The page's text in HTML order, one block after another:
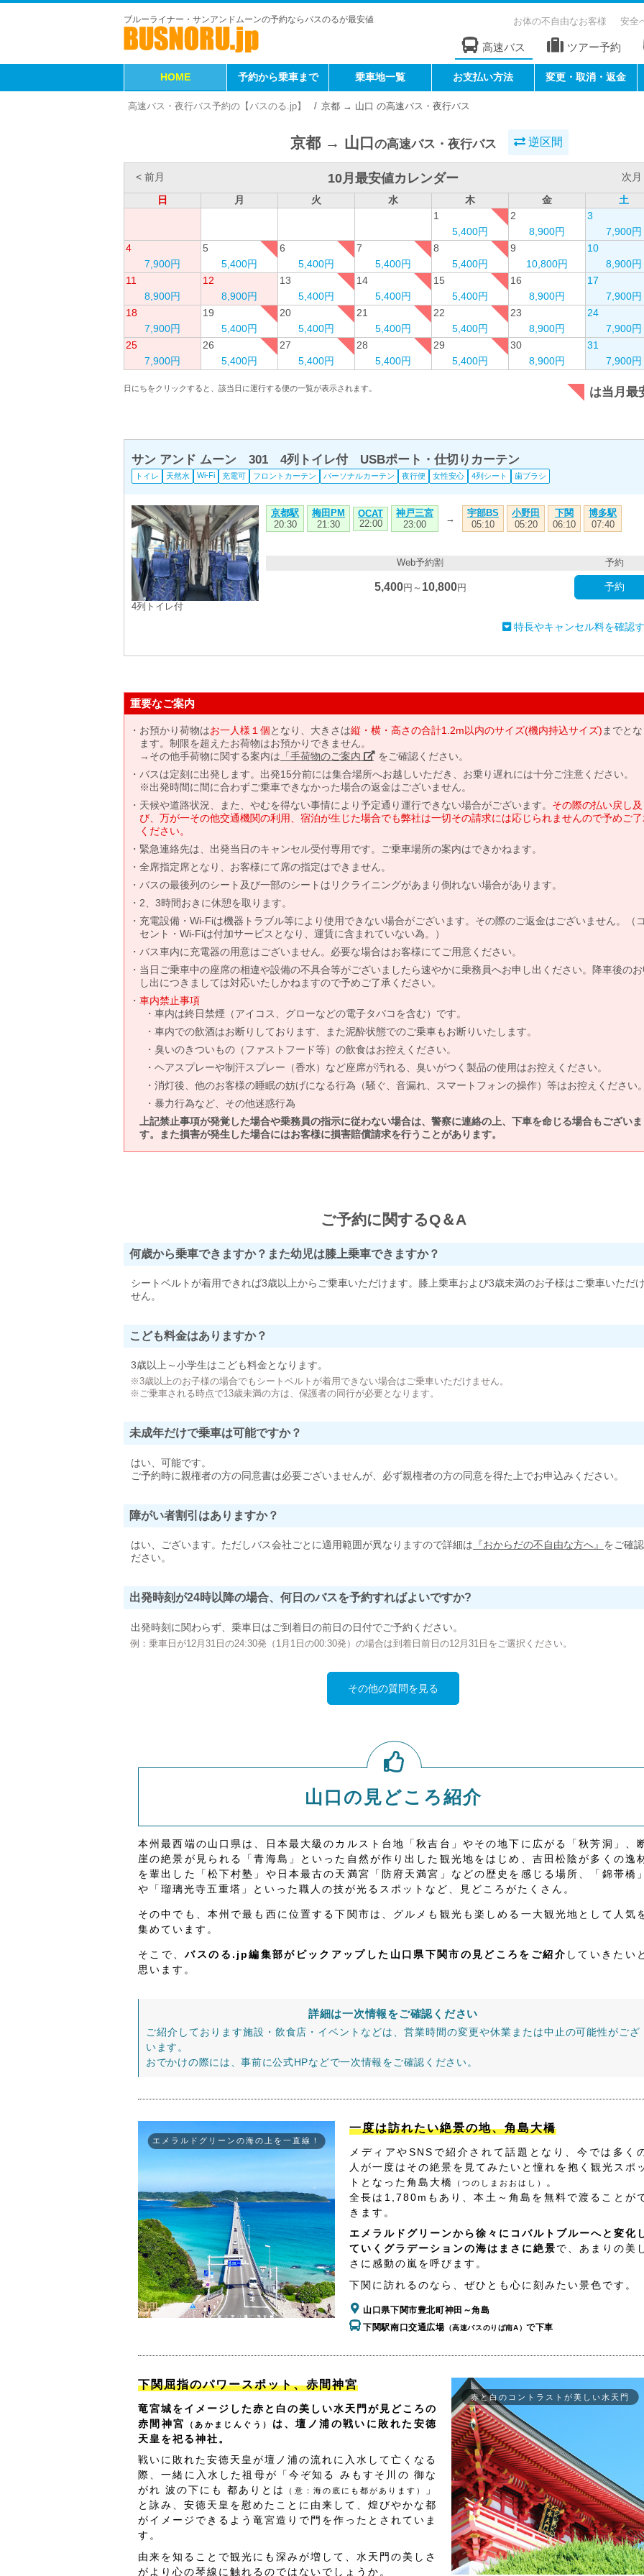
ブルーライナー・サンアンドムーンの予約ならバスのるが最安値 お体の不自由なお客様 安全
高速バス ツアー予約
HOME 予約から乗車まで 乗車地一覧 お支払い方法 変更・取消・返金
高速バス・夜行バス予約の【バスのる.jp】 京都 → 山口 の高速バス・夜行バス
京都 → 山口の高速バス・夜行バス 逆区間
< 前月 10月最安値カレンダー
次月
日
月 火 水 木 金
土
1
5,400円
2
8,900円
3
7,900円
4
7,900円
5
5,400円
6
5,400円
7
5,400円
8
5,400円
9
10,800円
10
8,900円
11
8,900円
12
8,900円
13
5,400円
14
5,400円
15
5,400円
16
8,900円
17
7,900円
18
7,900円
19
5,400円
20
5,400円
21
5,400円
22
5,400円
23
8,900円
24
7,900円
25
7,900円
26
5,400円
27
5,400円
28
5,400円
29
5,400円
30
8,900円
31
7,900円
日にちをクリックすると、該当日に運行する便の一覧が表示されます。 は当月最
サン アンド ムーン 301 4列トイレ付 USBポート・仕切りカーテン
トイレ 天然水 Wi-Fi 充電可 フロントカーテン パーソナルカーテン 夜行便 女性安心 4列シート 歯ブラシ
4列トイレ付
京都駅
20:30
梅田PM
21:30
OCAT
22:00
神戸三宮
23:00
→
宇部BS
05:10
小野田
05:20
下関
06:10
博多駅
07:40
Web予約割
5,400円～ 10,800円
予約
予約
特長やキャンセル料を確認
重要なご案内
お預かり荷物はお一人様１個となり、大きさは縦・横・高さの合計1.2m以内のサイズ(機内持込サイズ)までと
ます。制限を超えたお荷物はお預かりできません。
→その他手荷物に関する案内は 「手荷物のご案内」 をご確認ください。
バスは定刻に出発します。出発15分前には集合場所へお越しいただき、お乗り遅れには十分ご注意ください。
※出発時間に間に合わずご乗車できなかった場合の返金はございません。
天候や道路状況、また、やむを得ない事情により予定通り運行できない場合がございます。 その際の払い戻し及
び、万が一その他交通機関の利用、宿泊が生じた場合でも弊社は一切その請求には応じられませんので予めご
ください。
緊急連絡先は、出発当日のキャンセル受付専用です。ご乗車場所の案内はできかねます。
全席指定席となり、お客様にて席の指定はできません。
バスの最後列のシート及び一部のシートはリクライニングがあまり倒れない場合があります。
2、3時間おきに休憩を取ります。
充電設備・Wi-Fiは機器トラブル等により使用できない場合がございます。その際のご返金はございません。（
セント・Wi-Fiは付加サービスとなり、運賃に含まれていない為。）
バス車内に充電器の用意はございません。必要な場合はお客様にてご用意ください。
当日ご乗車中の座席の相違や設備の不具合等がございましたら速やかに乗務員へお申し出ください。降車後の
し出につきましては対応いたしかねますので予めご了承ください。
車内禁止事項
車内は終日禁煙（アイコス、グローなどの電子タバコを含む）です。
車内での飲酒はお断りしております、また泥酔状態でのご乗車もお断りいたします。
臭いのきついもの（ファストフード等）の飲食はお控えください。
ヘアスプレーや制汗スプレー（香水）など座席が汚れる、臭いがつく製品の使用はお控えください。
消灯後、他のお客様の睡眠の妨げになる行為（騒ぐ、音漏れ、スマートフォンの操作）等はお控えください
暴力行為など、その他迷惑行為
上記禁止事項が発覚した場合や乗務員の指示に従わない場合は、警察に連絡の上、下車を命じる場合もございま
す。また損害が発生した場合にはお客様に損害賠償請求を行うことがあります。
ご予約に関するQ＆A
何歳から乗車できますか？また幼児は膝上乗車できますか？
シートベルトが着用できれば3歳以上からご乗車いただけます。膝上乗車および3歳未満のお子様はご乗車いただ
せん。
こども料金はありますか？
3歳以上～小学生はこども料金となります。
※3歳以上のお子様の場合でもシートベルトが着用できない場合はご乗車いただけません。
※ご乗車される時点で13歳未満の方は、保護者の同行が必要となります。
未成年だけで乗車は可能ですか？
はい、可能です。
ご予約時に親権者の方の同意書は必要ございませんが、必ず親権者の方の同意を得た上でお申込みください。
障がい者割引はありますか？
はい、ございます。ただしバス会社ごとに適用範囲が異なりますので詳細は 『おからだの不自由な方へ』 をご確
ださい。
出発時刻が24時以降の場合、何日のバスを予約すればよいですか?
出発時刻に関わらず、乗車日はご到着日の前日の日付でご予約ください。
例：乗車日が12月31日の24:30発（1月1日の00:30発）の場合は到着日前日の12月31日をご選択ください。
その他の質問を見る
山口の見どころ紹介
本州最西端の山口県は、日本最大級のカルスト台地「秋吉台」やその地下に広がる「秋芳洞」、
崖の絶景が見られる「青海島」といった自然が作り出した観光地をはじめ、吉田松陰が多くの逸
を輩出した「松下村塾」や日本最古の天満宮「防府天満宮」などの歴史を感じる場所、「錦帯橋
や「瑠璃光寺五重塔」といった職人の技が光るスポットなど、見どころがたくさん。
その中でも、本州で最も西に位置する下関市は、グルメも観光も楽しめる一大観光地として人気
集めています。
そこで、バスのる.jp編集部がピックアップした山口県下関市の見どころをご紹介 していきたい
思います。
詳細は一次情報をご確認ください
ご紹介しております施設・飲食店・イベントなどは、営業時間の変更や休業または中止の可能性がござ
います。
おでかけの際には、事前に公式HPなどで一次情報をご確認ください。
エメラルドグリーンの海の上を一直線！
一度は訪れたい絶景の地、角島大橋
メディアやSNSで紹介されて話題となり、今では多く
人が一度はその絶景を見てみたいと憧れを抱く観光スポ
トとなった角島大橋
（つのしまおおはし）
。
全長は1,780mもあり、本土～角島を無料で渡ることが
きます。
エメラルドグリーンから徐々にコバルトブルーへと変化
ていくグラデーションの海はまさに絶景で、あまりの美
さに感動の嵐を呼びます。
下関に訪れるのなら、ぜひとも心に刻みたい景色です。
山口県下関市豊北町神田～角島
下関駅南口交通広場 （高速バスのりば南A）で下車
下関屈指のパワースポット、赤間神宮
竜宮城をイメージした赤と白の美しい水天門が見どころの
赤間神宮
（あかまじんぐう）
は、壇ノ浦の戦いに敗れた安徳
天皇を祀る神社。
戦いに敗れた安徳天皇が壇ノ浦の流れに入水して亡くなる
際、一緒に入水した祖母が「今ぞ知る みもすそ川の 御な
がれ 波の下にも 都ありとは
（意：海の底にも都があります）
」
と詠み、安徳天皇を慰めたことに由来して、煌びやかな都
がイメージできるよう竜宮造りで門を作ったとされていま
す。
由来を知ることで観光にも深みが増して、水天門の美しさ
がより心の琴線に触れるのではないでしょうか。
赤と白のコントラストが美しい水天門